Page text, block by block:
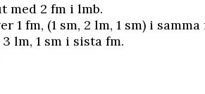
med 2 fm i lmb.
1 fm, (1 sm, 2 lm, 1 sm) i
lm, 1 sm i sista fm.